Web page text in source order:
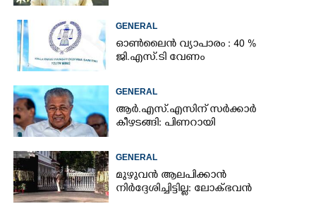
GENERAL
ഓൺലൈൻ വ്യാപാരം : 40 %
ജി.എസ്.ടി വേണം
GENERAL
ആർ.എസ്.എസിന് സർക്കാർ
കീഴടങ്ങി: പിണറായി
GENERAL
മുഴുവൻ ആലപിക്കാൻ
നിർദ്ദേശിച്ചിട്ടില്ല: ലോക്ഭവൻ